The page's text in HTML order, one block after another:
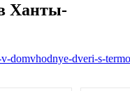
Ханты-
domvhodnye-dveri-s-